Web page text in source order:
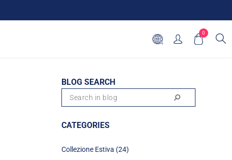
0
BLOG SEARCH
CATEGORIES
Collezione Estiva (24)